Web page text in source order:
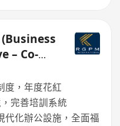
– Co-
度，年度花紅
完善培訓系統
代化辦公設施，全面福